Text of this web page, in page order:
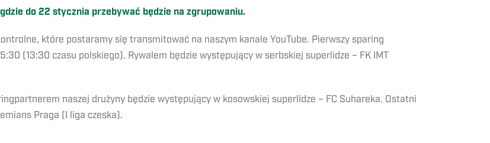
do 22 stycznia przebywać będzie na zgrupowaniu.
które postaramy się transmitować na naszym kanale YouTube. Pierwszy sparing
(13:30 czasu polskiego). Rywalem będzie występujący w serbskiej superlidze – FK IMT
naszej drużyny będzie występujący w kosowskiej superlidze – FC Suhareka. Ostatni
Praga (I liga czeska).